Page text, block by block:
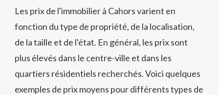
Les prix de l'immobilier à Cahors varient en
fonction du type de propriété, de la localisation,
de la taille et de l'état. En général, les prix sont
plus élevés dans le centre-ville et dans les
quartiers résidentiels recherchés. Voici quelques
exemples de prix moyens pour différents types de